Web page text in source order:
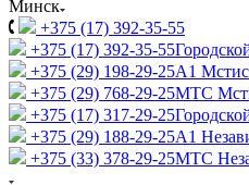
Минск
+375 (17) 392-35-55
+375 (17) 392-35-55
+375 (29) 198-29-25A1
+375 (29) 768-29-25МТС
+375 (17) 317-29-25
+375 (29) 188-29-25A1
+375 (33) 378-29-25МТС